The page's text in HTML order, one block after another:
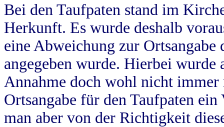
Bei den Taufpaten stand im
Herkunft. Es wurde deshalb
eine Abweichung zur
angegeben wurde. Hierbei wurde
Annahme doch wohl nicht
Ortsangabe für den Taufpaten
man aber von der Richtigkeit